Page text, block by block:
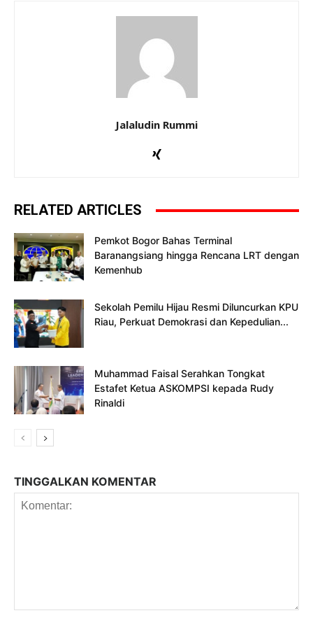
Jalaludin Rummi
RELATED ARTICLES
Pemkot Bogor Bahas Terminal
Baranangsiang hingga Rencana LRT dengan
Kemenhub
Sekolah Pemilu Hijau Resmi Diluncurkan KPU
Riau, Perkuat Demokrasi dan Kepedulian...
Muhammad Faisal Serahkan Tongkat
Estafet Ketua ASKOMPSI kepada Rudy
Rinaldi
TINGGALKAN KOMENTAR